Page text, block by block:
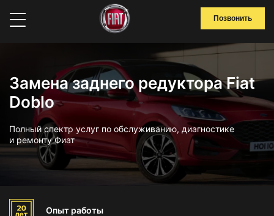
Позвонить
Замена заднего редуктора Fiat
Doblo
Полный спектр услуг по обслуживанию, диагностике
и ремонту Фиат
Опыт работы